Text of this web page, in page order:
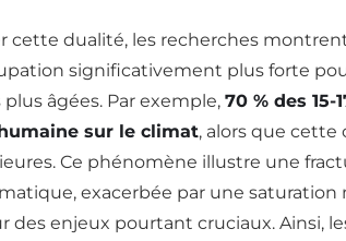
cette dualité, les recherches
significativement plus forte
âgées. Par exemple, 70 % des
sur le climat, alors que cette
Ce phénomène illustre une
exacerbée par une
des enjeux pourtant cruciaux. Ainsi,